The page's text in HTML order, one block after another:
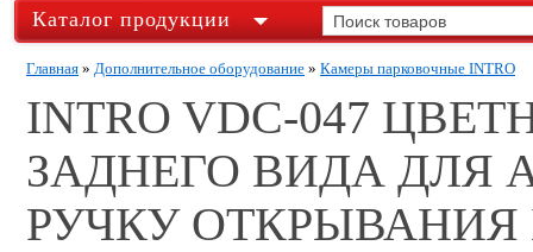
Каталог продукции
Главная » Дополнительное оборудование » Камеры парковочные INTRO
INTRO VDC-047
ЗАДНЕГО ВИДА ДЛЯ
РУЧКУ